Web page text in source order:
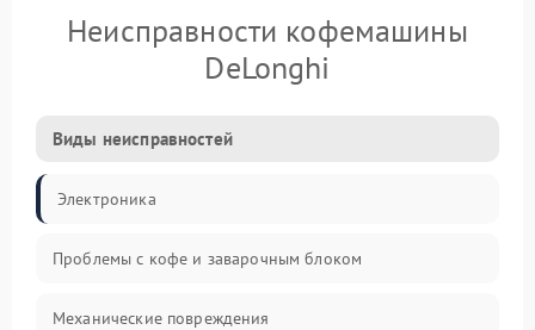
Неисправности кофемашины
DeLonghi
Виды неисправностей
Электроника
Проблемы с кофе и заварочным блоком
Механические повреждения